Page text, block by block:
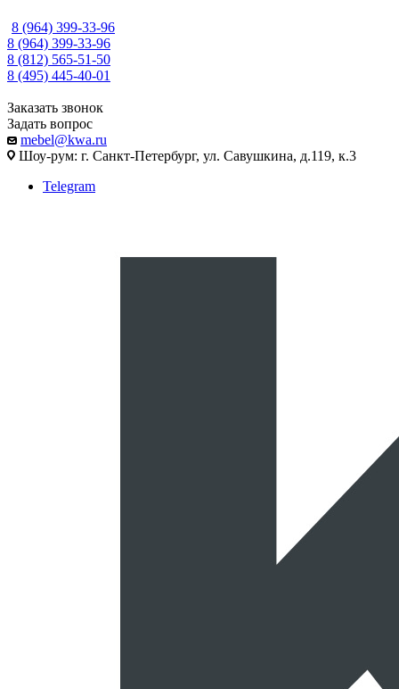
8 (964) 399-33-96
8 (964) 399-33-96
8 (812) 565-51-50
8 (495) 445-40-01
Заказать звонок
Задать вопрос
mebel@kwa.ru
Шоу-рум: г. Санкт-Петербург, ул. Савушкина, д.119, к.3
Telegram